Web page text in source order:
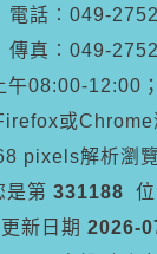
電話︰ 049-
傳真︰ 049-
午08:00-12:00
或
pixels解析瀏
是第 331188
更新日期 2026-